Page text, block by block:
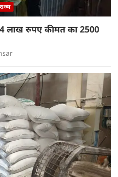
राज्य
लाख रुपए कीमत का 2500